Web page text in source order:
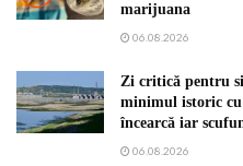
marijuana
06.08.2026
Zi critică pentru
minimul istoric cu
încearcă iar
06.08.2026